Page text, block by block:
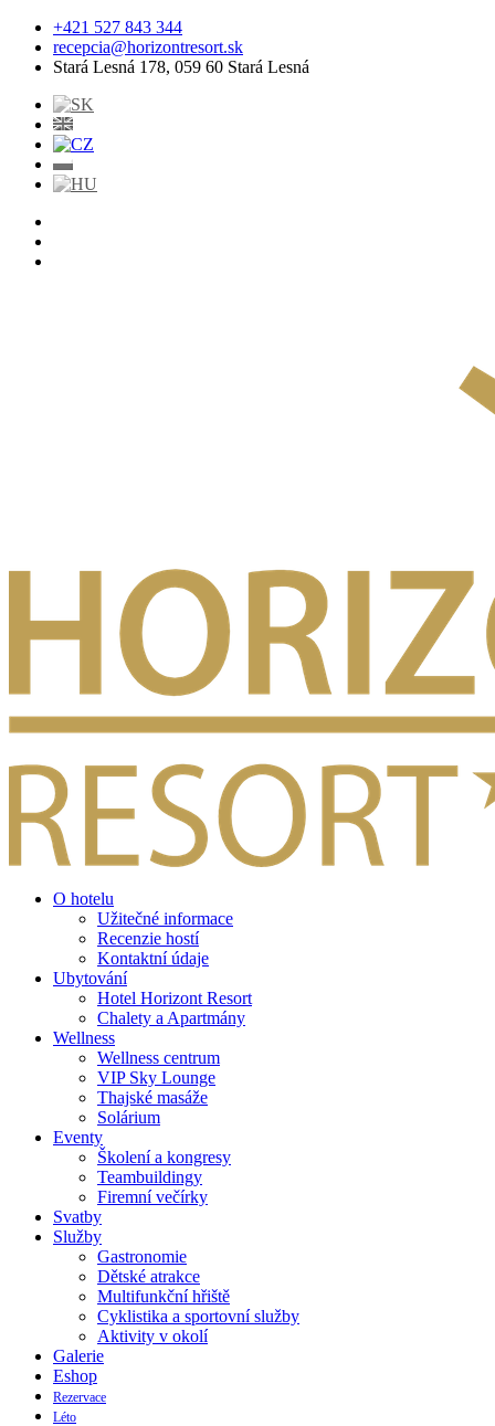
+421 527 843 344
recepcia@horizontresort.sk
Stará Lesná 178, 059 60 Stará Lesná
O hotelu
Užitečné informace
Recenzie hostí
Kontaktní údaje
Ubytování
Hotel Horizont Resort
Chalety a Apartmány
Wellness
Wellness centrum
VIP Sky Lounge
Thajské masáže
Solárium
Eventy
Školení a kongresy
Teambuildingy
Firemní večírky
Svatby
Služby
Gastronomie
Dětské atrakce
Multifunkční hřiště
Cyklistika a sportovní služby
Aktivity v okolí
Galerie
Eshop
Rezervace
Léto